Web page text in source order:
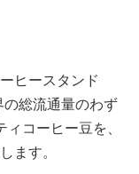
ヒースタンド
の総流通量のわず
コーヒー豆を、
ます。